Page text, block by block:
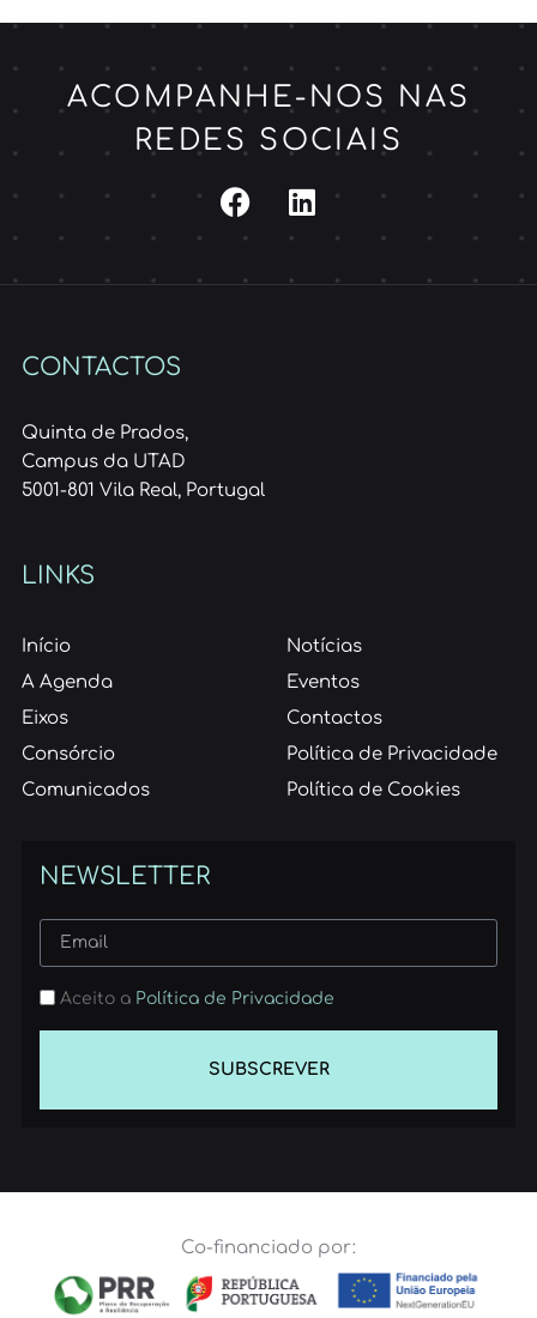
ACOMPANHE-NOS NAS
REDES SOCIAIS
CONTACTOS
Quinta de Prados,
Campus da UTAD
5001-801 Vila Real, Portugal
LINKS
Início
A Agenda
Eixos
Consórcio
Comunicados
Notícias
Eventos
Contactos
Política de Privacidade
Política de Cookies
NEWSLETTER
Aceito a Política de Privacidade
SUBSCREVER
Co-financiado por: